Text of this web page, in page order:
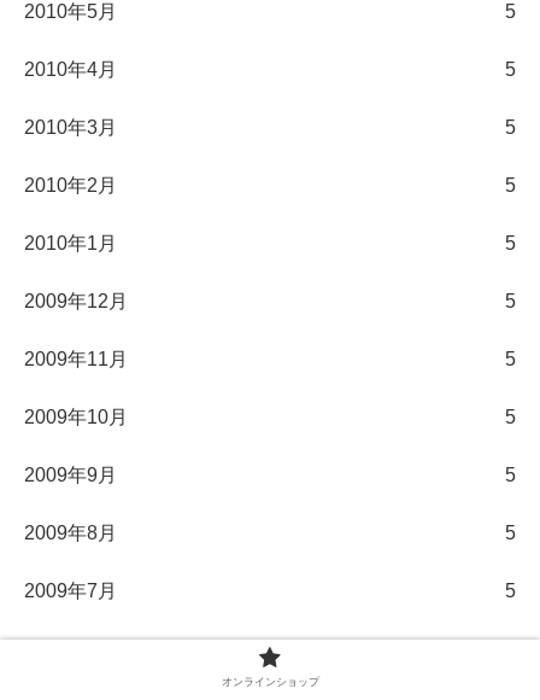
2010年5月 5
2010年4月 5
2010年3月 5
2010年2月 5
2010年1月 5
2009年12月 5
2009年11月 5
2009年10月 5
2009年9月 5
2009年8月 5
2009年7月 5
オンラインショップ